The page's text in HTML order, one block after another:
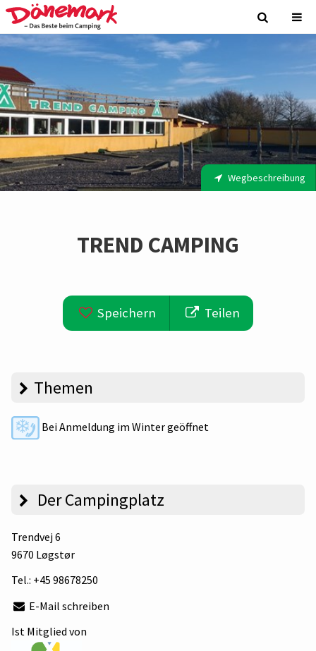
Wegbeschreibung
TREND CAMPING
Speichern Teilen
Themen
Bei Anmeldung im Winter geöffnet
Der Campingplatz
Trendvej 6
9670 Løgstør
Tel.: +45 98678250
E-Mail schreiben
Ist Mitglied von